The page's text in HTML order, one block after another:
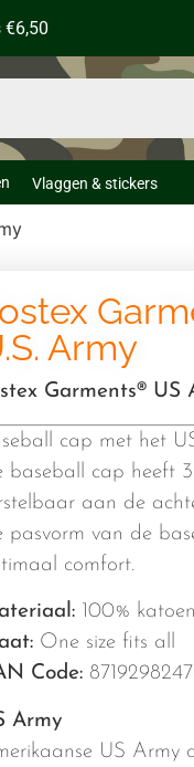
€6,50
Vlaggen & stickers
Army
Garments® US
cap met het
baseball cap heeft
aan de
pasvorm van de
comfort.
100% katoen
One size fits all
Code:
Army
US Army